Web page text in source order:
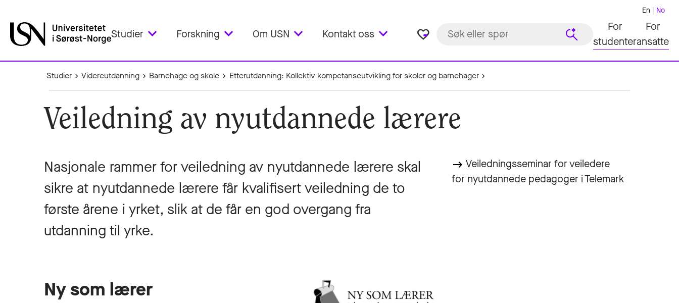
Studier Forskning Om USN Kontakt oss favorite_border
En No
For
studenter
For
ansatte
Studier Videreutdanning Barnehage og skole Etterutdanning: Kollektiv kompetanseutvikling for skoler og barnehager
Veiledning av nyutdannede lærere
Nasjonale rammer for veiledning av nyutdannede lærere skal
sikre at nyutdannede lærere får kvalifisert veiledning de to
første årene i yrket, slik at de får en god overgang fra
utdanning til yrke.
Ny som lærer
keyboard_backspace Veiledningsseminar for veiledere
for nyutdannede pedagoger i Telemark